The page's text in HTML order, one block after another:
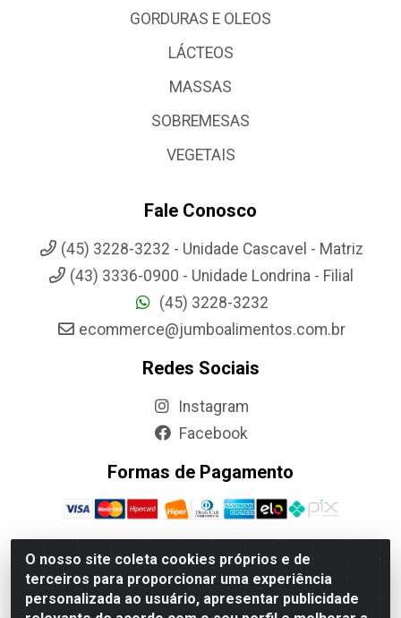
O nosso site coleta cookies próprios e de
terceiros para proporcionar uma experiência
personalizada ao usuário, apresentar publicidade
GORDURAS E OLEOS
LÁCTEOS
MASSAS
SOBREMESAS
VEGETAIS
Fale Conosco
(45) 3228-3232 - Unidade Cascavel - Matriz
(43) 3336-0900 - Unidade Londrina - Filial
(45) 3228-3232
ecommerce@jumboalimentos.com.br
Redes Sociais
Instagram
Facebook
Formas de Pagamento
Jumbo Alimentos Cascavel - Matriz - Rua Itatiba Do Sul, 161 -
Santos Dumont, Cascavel-PR - CEP 85804-700- CNPJ